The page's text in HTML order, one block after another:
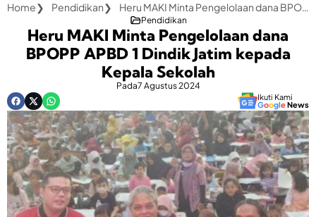
Home Pendidikan Heru MAKI Minta Pengelolaan dana BPOPP APBD 1 Dindik Jatim kepada Kepala Sekolah
Pendidikan
Heru MAKI Minta Pengelolaan dana
BPOPP APBD 1 Dindik Jatim kepada
Kepala Sekolah
Pada7 Agustus 2024
Ikuti Kami
GoogleNews